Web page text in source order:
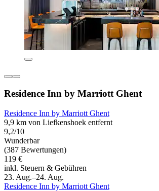
Residence Inn by Marriott Ghent
Residence Inn by Marriott Ghent
9,9 km von Liefkenshoek entfernt
9,2/10
Wunderbar
(387 Bewertungen)
119 €
inkl. Steuern & Gebühren
23. Aug.–24. Aug.
Residence Inn by Marriott Ghent